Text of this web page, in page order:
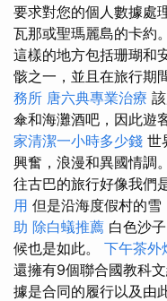
要求對您的個人數據處
瓦那或聖瑪麗島的卡約
這樣的地方包括珊瑚和
骸之一，並且在旅行期
務所 唐六典專業治療
傘和海灘酒吧，因此遊
家清潔一小時多少錢 世
興奮，浪漫和異國情調。
往古巴的旅行好像我們
用 但是沿海度假村的雪
助 除白蟻推薦 白色沙
候也是如此。 下午茶外
還擁有9個聯合國教科
據是合同的履行以及由